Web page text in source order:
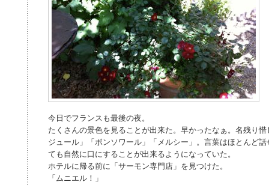
今日でフランスも最後の夜。
たくさんの景色を見ることが出来た。早かったなぁ。名残り
ジュール」「ボンソワール」「メルシー」。言葉はほとんど
ても自然に口にすることが出来るようになっていた。
ホテルに帰る前に「サーモン専門店」を見つけた。
「ムニエル！」